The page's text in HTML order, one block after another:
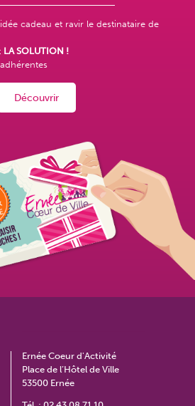
cadeau et ravir le destinataire de
LA SOLUTION !
Découvrir
Ernée Coeur d'Activité
Place de l’Hôtel de Ville
53500 Ernée